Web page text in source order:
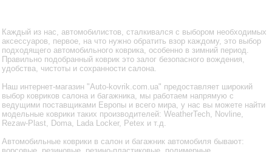
Каждый из нас, автомобилистов, сталкивался с выбором необходимых
аксессуаров, первое, на что нужно обратить взор каждому, это выбор
подходящего автомобильного коврика, особенно в зимний период.
Правильно подобранный коврик это залог безопасного вождения,
удобства, чистоты и сохранности салона.
Наш интернет-магазин "Auto-kovrik.com.ua" предоставляет широкий
выбор ковриков салона и багажника, мы работаем напрямую с
ведущими поставщиками Европы и всего мира, у нас вы можете найти
модельные коврики таких производителей: WeatherTech, Novline,
Rezaw-Plast, Doma, Lada Locker, Petex и т.д.
Автомобильные коврики в салон и багажник автомобиля бывают: